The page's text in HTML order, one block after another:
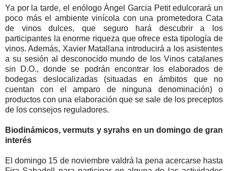
Ya por la tarde, el enólogo Àngel Garcia Petit edulcorará un
poco más el ambiente vinícola con una prometedora Cata
de vinos dulces, que seguro hará descubrir a los
participantes la enorme riqueza que ofrece esta tipología de
vinos. Además, Xavier Matallana introducirá a los asistentes
a su sesión al desconocido mundo de los Vinos catalanes
sin D.O., donde se podrán encontrar los elaborados de
bodegas deslocalizadas (situadas en ámbitos que no
cuentan con el amparo de ninguna denominación) o
productos con una elaboración que se sale de los preceptos
de los consejos reguladores.
Biodinámicos, vermuts y syrahs en un domingo de gran
interés
El domingo 15 de noviembre valdrá la pena acercarse hasta